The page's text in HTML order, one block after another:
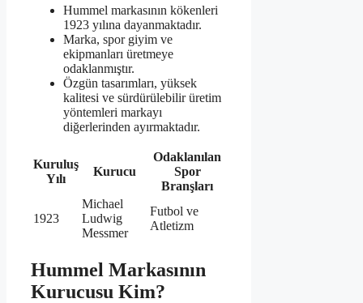
Hummel markasının kökenleri
1923 yılına dayanmaktadır.
Marka, spor giyim ve
ekipmanları üretmeye
odaklanmıştır.
Özgün tasarımları, yüksek
kalitesi ve sürdürülebilir üretim
yöntemleri markayı
diğerlerinden ayırmaktadır.
Kuruluş
Yılı
Kurucu
Odaklanılan
Spor
Branşları
1923
Michael
Ludwig
Messmer
Futbol ve
Atletizm
Hummel Markasının
Kurucusu Kim?